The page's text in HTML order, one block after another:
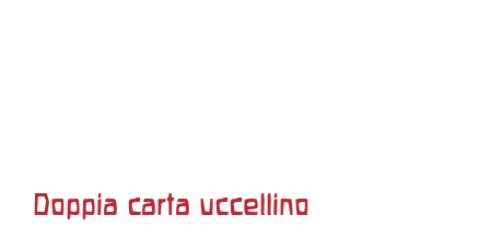
Doppia carta uccellino